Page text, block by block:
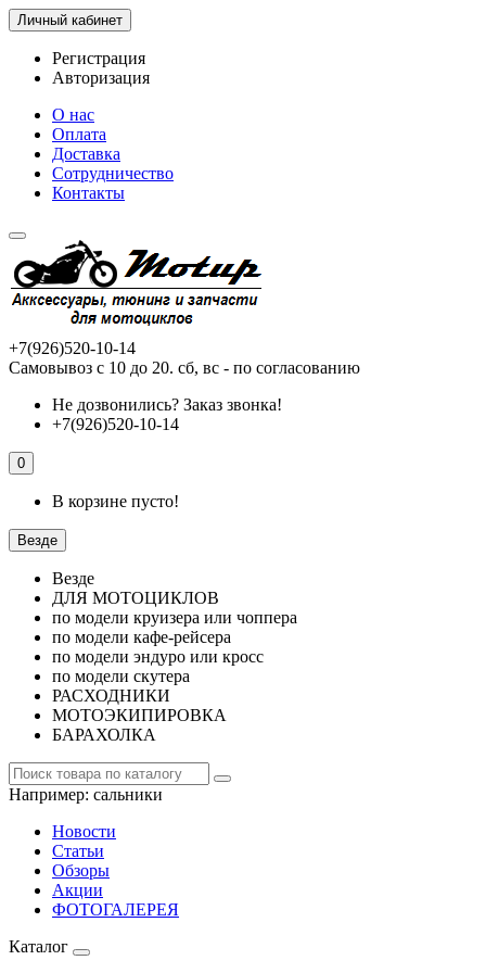
Личный кабинет
Регистрация
Авторизация
О нас
Оплата
Доставка
Сотрудничество
Контакты
+7(926)520-10-14
Самовывоз с 10 до 20. сб, вс - по согласованию
Не дозвонились? Заказ звонка!
+7(926)520-10-14
0
В корзине пусто!
Везде
Везде
ДЛЯ МОТОЦИКЛОВ
по модели круизера или чоппера
по модели кафе-рейсера
по модели эндуро или кросс
по модели скутера
РАСХОДНИКИ
МОТОЭКИПИРОВКА
БАРАХОЛКА
Например: сальники
Новости
Статьи
Обзоры
Акции
ФОТОГАЛЕРЕЯ
Каталог